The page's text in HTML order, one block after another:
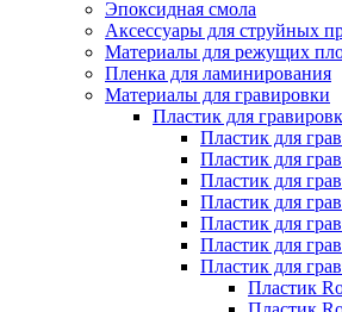
Эпоксидная смола
Аксессуары для струйных
Материалы для режущих
Пленка для ламинирования
Материалы для гравировки
Пластик для
Пластик для
Пластик для
Пластик для
Пластик для
Пластик для
Пластик для
Пластик для
Пластик